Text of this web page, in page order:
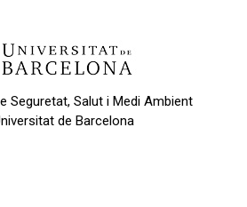
Seguretat, Salut i Medi Ambient
de Barcelona